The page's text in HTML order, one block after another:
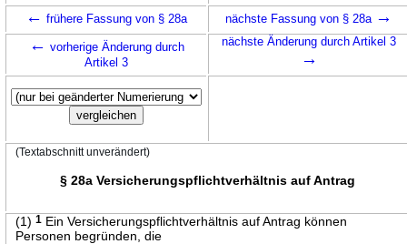
← frühere Fassung von § 28a nächste Fassung von § 28a →
← vorherige Änderung durch
Artikel 3
nächste Änderung durch Artikel 3
→
(Textabschnitt unverändert)
§ 28a Versicherungspflichtverhältnis auf Antrag
(1)1 Ein Versicherungspflichtverhältnis auf Antrag können
Personen begründen, die